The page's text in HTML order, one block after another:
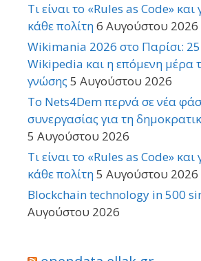
Τι είναι το «Rules as Code»
κάθε πολίτη6 Αυγούστου 2026
Wikimania 2026 στο Παρίσι:
Wikipedia και η επόμενη μέρα
γνώσης 5 Αυγούστου 2026
Το Nets4Dem περνά σε νέα
συνεργασίας για τη
5 Αυγούστου 2026
Τι είναι το «Rules as Code»
κάθε πολίτη5 Αυγούστου 2026
Blockchain technology in 500
Αυγούστου 2026